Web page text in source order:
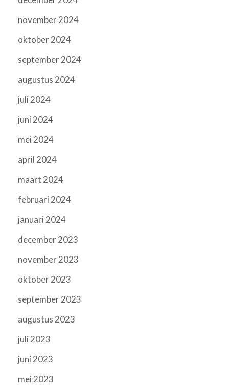
november 2024
oktober 2024
september 2024
augustus 2024
juli 2024
juni 2024
mei 2024
april 2024
maart 2024
februari 2024
januari 2024
december 2023
november 2023
oktober 2023
september 2023
augustus 2023
juli 2023
juni 2023
mei 2023